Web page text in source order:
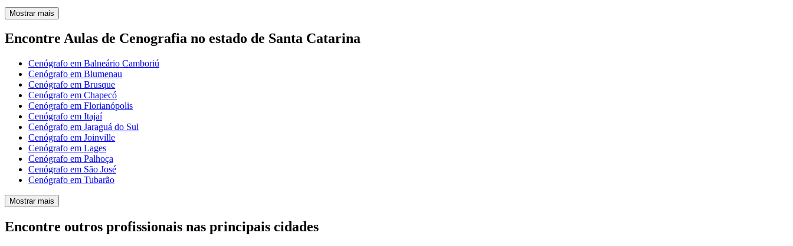
Mostrar mais
Encontre Aulas de Cenografia no estado de Santa Catarina
Cenógrafo em Balneário Camboriú
Cenógrafo em Blumenau
Cenógrafo em Brusque
Cenógrafo em Chapecó
Cenógrafo em Florianópolis
Cenógrafo em Itajaí
Cenógrafo em Jaraguá do Sul
Cenógrafo em Joinville
Cenógrafo em Lages
Cenógrafo em Palhoça
Cenógrafo em São José
Cenógrafo em Tubarão
Mostrar mais
Encontre outros profissionais nas principais cidades